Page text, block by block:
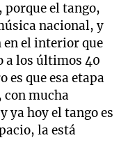
porque el tango,
nacional, y
en el interior que
a los últimos 40
es que esa etapa
con mucha
ya hoy el tango es
la está